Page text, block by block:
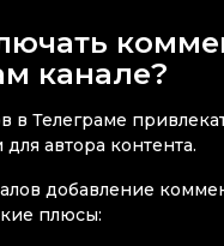
канале?
в Телеграме
автора контента.
добавление
плюсы: